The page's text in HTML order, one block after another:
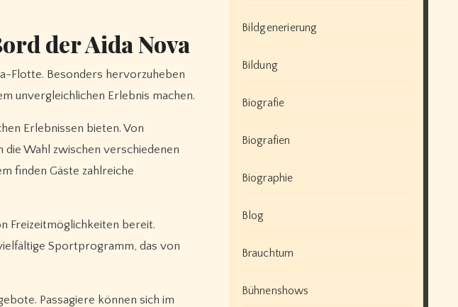
der Aida Nova
Flotte. Besonders hervorzuheben
unvergleichlichen Erlebnis machen.
Erlebnissen bieten. Von
Wahl zwischen verschiedenen
finden Gäste zahlreiche
Freizeitmöglichkeiten bereit.
Sportprogramm, das von
Passagiere können sich im
Bildgenerierung
Bildung
Biografie
Biografien
Biographie
Blog
Brauchtum
Bühnenshows